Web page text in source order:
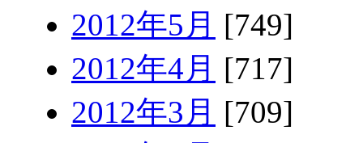
2012年5月 [749]
2012年4月 [717]
2012年3月 [709]